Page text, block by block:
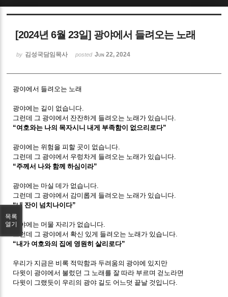
[2024년 6월 23일] 광야에서 들려오는 노래
by 김성국담임목사 posted Jun 22, 2024
광야에서 들려오는 노래
광야에는 길이 없습니다
그런데 그 광야에서 잔잔하게 들려오는 노래가 있습니다
“여호와는 나의 목자시니 내게 부족함이 없으리로다”
광야에는 위험을 피할 곳이 없습니다
그런데 그 광야에서 우렁차게 들려오는 노래가 있습니다
“주께서 나와 함께 하심이라”
광야에는 마실 데가 없습니다
그런데 그 광야에서 감미롭게 들려오는 노래가 있습니다
“내 잔이 넘치나이다”
광야에는 머물 자리가 없습니다
그런데 그 광야에서 확신 있게 들려오는 노래가 있습니다
“내가 여호와의 집에 영원히 살리로다”
우리가 지금은 비록 적막함과 두려움의 광야에 있지만
다윗이 광야에서 불렀던 그 노래를 잘 따라 부르며 걷노라면
다윗이 그랬듯이 우리의 광야 길도 어느덧 끝날 것입니다
목록
열기
Sketchbook5, 스케치북5
Sketchbook5, 스케치북5